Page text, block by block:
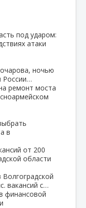
под ударом:
атаки
ночью
ремонт моста
в
от 200
области
вакансий с…
финансовой